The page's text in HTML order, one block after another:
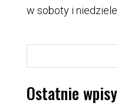
w soboty i niedziele...
Ostatnie wpisy